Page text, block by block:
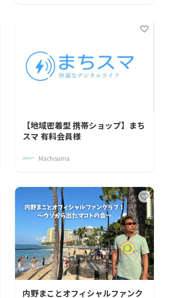
【地域密着型 携帯ショップ】まち
スマ 有料会員様
Machisuma
内野まことオフィシャルファンク